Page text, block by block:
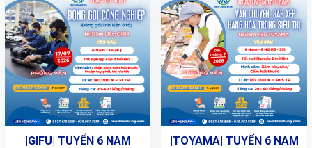
|GIFU| TUYỂN 6 NAM
|TOYAMA| TUYỂN 6 NAM